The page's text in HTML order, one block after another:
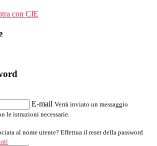
con CIE
E-mail Verrà inviato un messaggio
le istruzioni necessarie.
al nome utente? Effettua il reset della password